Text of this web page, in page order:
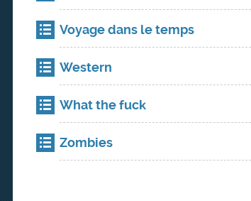
Voyage dans le temps
Western
What the fuck
Zombies